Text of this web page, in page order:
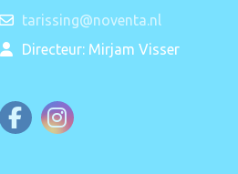
tarissing@noventa.nl
Directeur: Mirjam Visser